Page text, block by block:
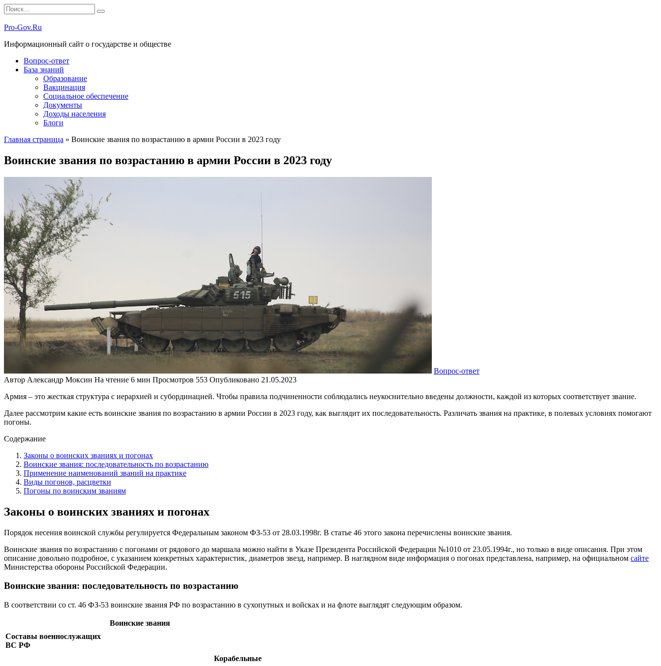
Перейти
к
содержанию
Search
for:
Pro-Gov.Ru
Информационный сайт о государстве и обществе
Вопрос-ответ
База знаний
Образование
Вакцинация
Социальное обеспечение
Документы
Доходы населения
Блоги
Главная страница » Воинские звания по возрастанию в армии России в 2023 году
Воинские звания по возрастанию в армии России в 2023 году
Вопрос-ответ
Автор Александр Моксин На чтение 6 мин Просмотров 553 Опубликовано 21.05.2023
Армия – это жесткая структура с иерархией и субординацией. Чтобы правила подчиненности соблюдались неукоснительно введены должности, каждой из которых соответствует звание.
Далее рассмотрим какие есть воинские звания по возрастанию в армии России в 2023 году, как выглядит их последовательность. Различать звания на практике, в полевых условиях помогают
погоны.
Содержание
Законы о воинских званиях и погонах
Воинские звания: последовательность по возрастанию
Применение наименований званий на практике
Виды погонов, расцветки
Погоны по воинским званиям
Законы о воинских званиях и погонах
Порядок несения воинской службы регулируется Федеральным законом ФЗ-53 от 28.03.1998г. В статье 46 этого закона перечислены воинские звания.
Воинские звания по возрастанию с погонами от рядового до маршала можно найти в Указе Президента Российской Федерации №1010 от 23.05.1994г., но только в виде описания. При этом
описание довольно подробное, с указанием конкретных характеристик, диаметров звезд, например. В наглядном виде информация о погонах представлена, например, на официальном сайте
Министерства обороны Российской Федерации.
Воинские звания: последовательность по возрастанию
В соответствии со ст. 46 ФЗ-53 воинские звания РФ по возрастанию в сухопутных и войсках и на флоте выглядят следующим образом.
Составы военнослужащих
ВС РФ
Воинские звания
Корабельные